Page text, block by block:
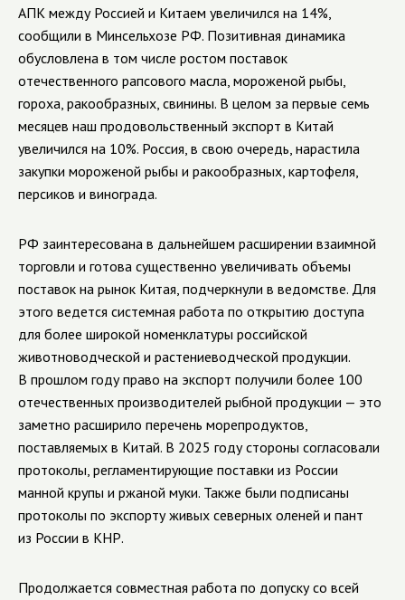
АПК между Россией и Китаем увеличился на 14%,
сообщили в Минсельхозе РФ. Позитивная динамика
обусловлена в том числе ростом поставок
отечественного рапсового масла, мороженой рыбы,
гороха, ракообразных, свинины. В целом за первые семь
месяцев наш продовольственный экспорт в Китай
увеличился на 10%. Россия, в свою очередь, нарастила
закупки мороженой рыбы и ракообразных, картофеля,
персиков и винограда.
РФ заинтересована в дальнейшем расширении взаимной
торговли и готова существенно увеличивать объемы
поставок на рынок Китая, подчеркнули в ведомстве. Для
этого ведется системная работа по открытию доступа
для более широкой номенклатуры российской
животноводческой и растениеводческой продукции.
В прошлом году право на экспорт получили более 100
отечественных производителей рыбной продукции — это
заметно расширило перечень морепродуктов,
поставляемых в Китай. В 2025 году стороны согласовали
протоколы, регламентирующие поставки из России
манной крупы и ржаной муки. Также были подписаны
протоколы по экспорту живых северных оленей и пант
из России в КНР.
Продолжается совместная работа по допуску со всей